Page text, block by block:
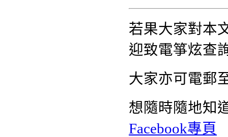
若果大家對本
迎致電箏炫查
大家亦可電郵
想隨時隨地知
Facebook專頁